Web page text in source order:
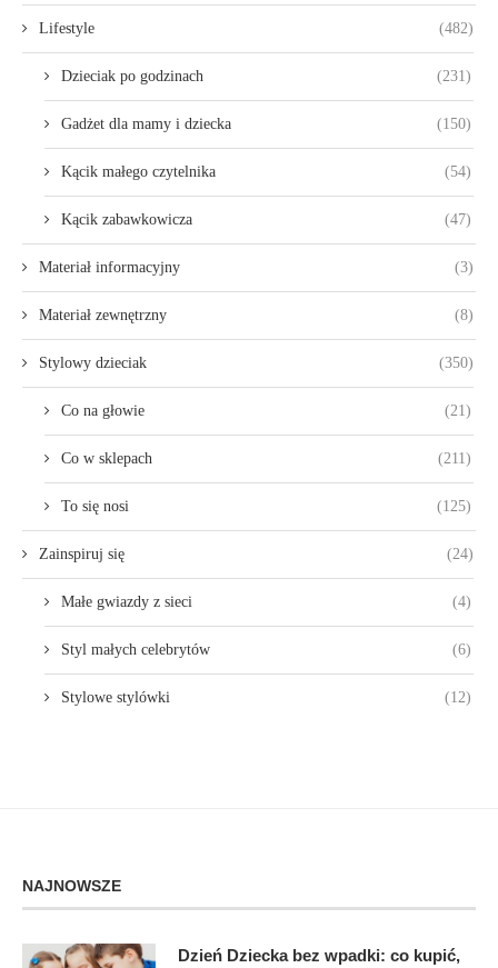
Lifestyle (482)
Dzieciak po godzinach (231)
Gadżet dla mamy i dziecka (150)
Kącik małego czytelnika (54)
Kącik zabawkowicza (47)
Materiał informacyjny (3)
Materiał zewnętrzny (8)
Stylowy dzieciak (350)
Co na głowie (21)
Co w sklepach (211)
To się nosi (125)
Zainspiruj się (24)
Małe gwiazdy z sieci (4)
Styl małych celebrytów (6)
Stylowe stylówki (12)
NAJNOWSZE
Dzień Dziecka bez wpadki: co kupić,